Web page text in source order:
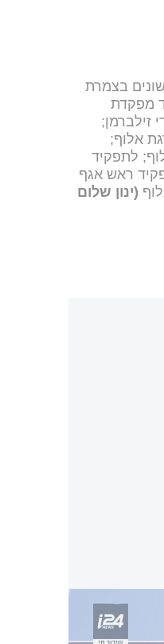
בצמרת
מפקדת
זילברמן;
אלוף;
לתפקיד
ראש אגף
(ינון שלום